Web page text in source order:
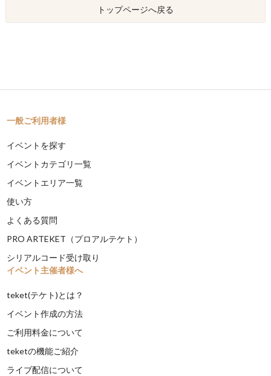
トップページへ戻る
一般ご利用者様
イベントを探す
イベントカテゴリ一覧
イベントエリア一覧
使い方
よくある質問
PRO ARTEKET（プロアルテケト）
シリアルコード受け取り
イベント主催者様へ
teket(テケト)とは？
イベント作成の方法
ご利用料金について
teketの機能ご紹介
ライブ配信について